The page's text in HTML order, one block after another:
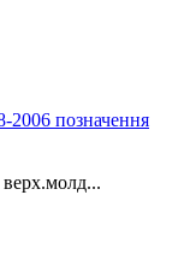
2006 позначення